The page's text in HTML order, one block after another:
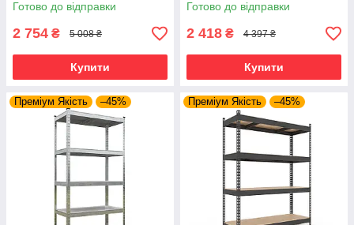
для гаража, складу та
Готово до відправки
2 754 ₴ 5 008 ₴
Купити
| збірний для складу, гаража
та
Готово до відправки
2 418 ₴ 4 397 ₴
Купити
Преміум Якість –45% Преміум Якість –45%